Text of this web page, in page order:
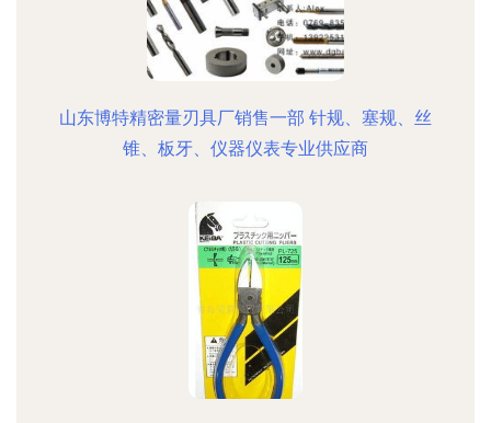
山东博特精密量刃具厂销售一部 针规、塞规、丝
锥、板牙、仪器仪表专业供应商